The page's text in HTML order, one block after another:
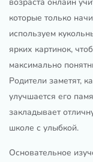
которые только
используем
ярких картинок,
максимально
Родители заметят,
улучшается его
закладывает
школе с улыбкой.
Основательное